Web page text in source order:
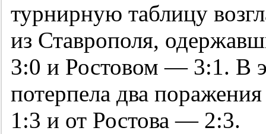
турнирную таблицу
из Ставрополя,
3:0 и Ростовом — 3:1. В
потерпела два
1:3 и от Ростова — 2:3.